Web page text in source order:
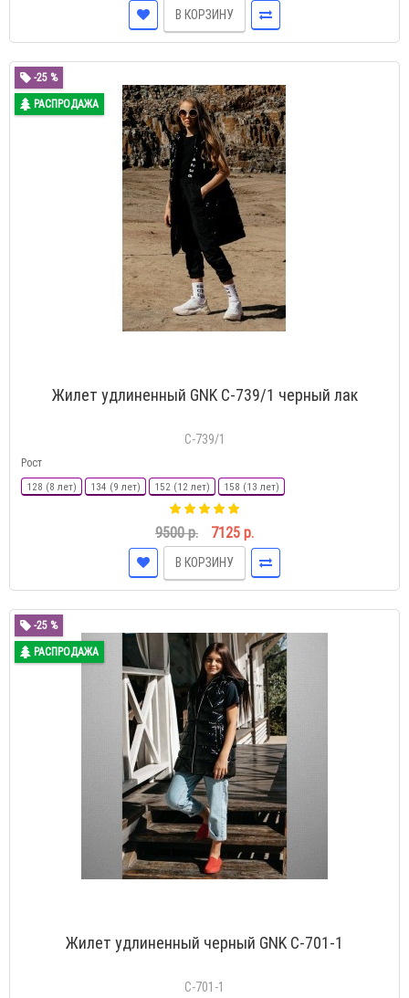
В КОРЗИНУ
-25 %
РАСПРОДАЖА
Жилет удлиненный GNK С-739/1 черный лак
С-739/1
Рост
128 (8 лет) 134 (9 лет) 152 (12 лет) 158 (13 лет)
9500 р. 7125 р.
В КОРЗИНУ
-25 %
РАСПРОДАЖА
Жилет удлиненный черный GNK С-701-1
С-701-1